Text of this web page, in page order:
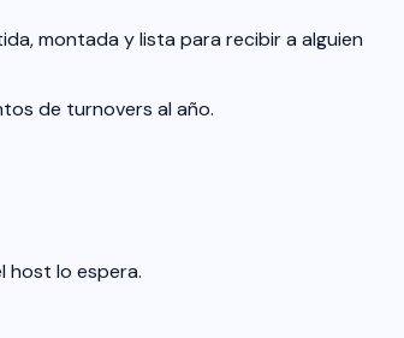
montada y lista para recibir a alguien
de turnovers al año.
host lo espera.